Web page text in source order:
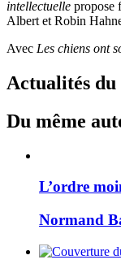
intellectuelle propose
Albert et Robin
Avec Les chiens ont
Actualités
Du même
L’ordre
Normand